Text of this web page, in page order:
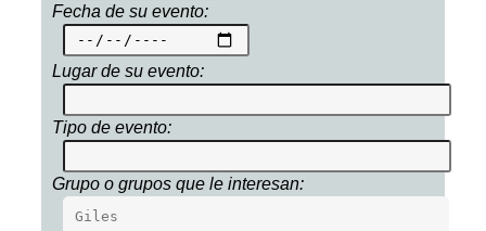
Fecha de su evento:
Lugar de su evento:
Tipo de evento:
Grupo o grupos que le interesan: